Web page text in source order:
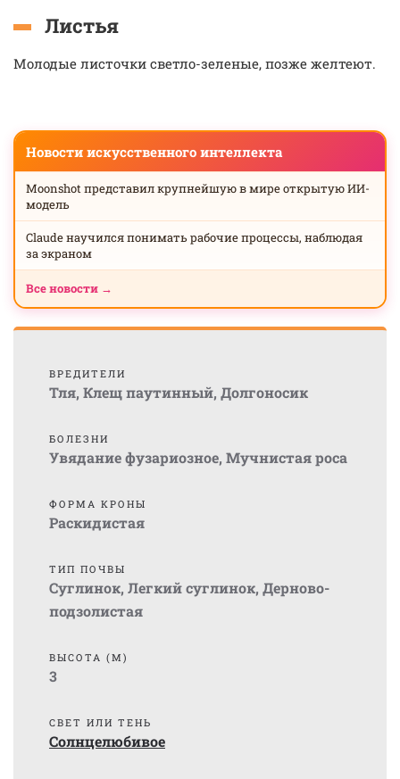
Листья
Молодые листочки светло-зеленые, позже желтеют.
Новости искусственного интеллекта
Moonshot представил крупнейшую в мире открытую ИИ-
модель
Claude научился понимать рабочие процессы, наблюдая
за экраном
Все новости →
ВРЕДИТЕЛИ
Тля, Клещ паутинный, Долгоносик
БОЛЕЗНИ
Увядание фузариозное, Мучнистая роса
ФОРМА КРОНЫ
Раскидистая
ТИП ПОЧВЫ
Суглинок, Легкий суглинок, Дерново-
подзолистая
ВЫСОТА (М)
3
СВЕТ ИЛИ ТЕНЬ
Солнцелюбивое